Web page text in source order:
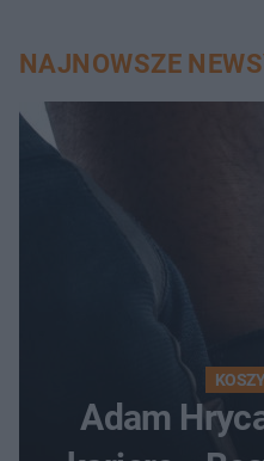
NAJNOWSZE
Adam